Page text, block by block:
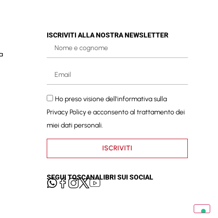
ISCRIVITI ALLA NOSTRA NEWSLETTER
Ho preso visione dell'informativa sulla
Privacy Policye acconsento al trattamento dei
miei dati personali.
ISCRIVITI
SEGUI TOSCANALIBRI SUI SOCIAL